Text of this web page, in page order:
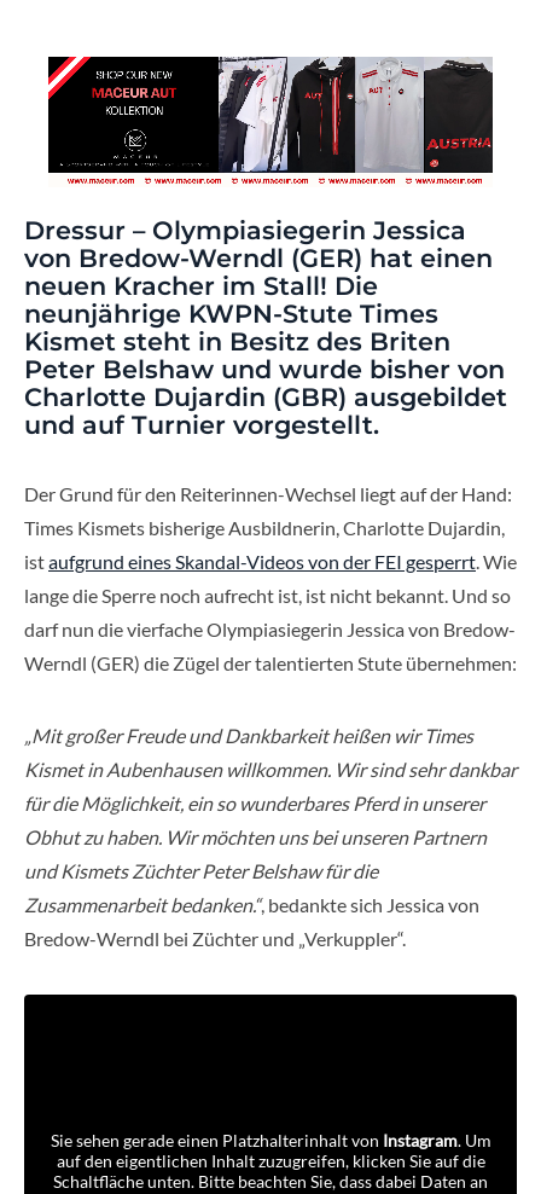
Dressur – Olympiasiegerin Jessica
von Bredow-Werndl (GER) hat einen
neuen Kracher im Stall! Die
neunjährige KWPN-Stute Times
Kismet steht in Besitz des Briten
Peter Belshaw und wurde bisher von
Charlotte Dujardin (GBR) ausgebildet
und auf Turnier vorgestellt.
Der Grund für den Reiterinnen-Wechsel liegt auf der Hand:
Times Kismets bisherige Ausbildnerin, Charlotte Dujardin,
istaufgrund eines Skandal-Videos von der FEI gesperrt. Wie
lange die Sperre noch aufrecht ist, ist nicht bekannt. Und so
darf nun die vierfache Olympiasiegerin Jessica von Bredow-
Werndl (GER) die Zügel der talentierten Stute übernehmen:
„Mit großer Freude und Dankbarkeit heißen wir Times
Kismet in Aubenhausen willkommen. Wir sind sehr dankbar
für die Möglichkeit, ein so wunderbares Pferd in unserer
Obhut zu haben. Wir möchten uns bei unseren Partnern
und Kismets Züchter Peter Belshaw für die
Zusammenarbeit bedanken.“, bedankte sich Jessica von
Bredow-Werndl bei Züchter und „Verkuppler“.
Sie sehen gerade einen Platzhalterinhalt von Instagram. Um
auf den eigentlichen Inhalt zuzugreifen, klicken Sie auf die
Schaltfläche unten. Bitte beachten Sie, dass dabei Daten an